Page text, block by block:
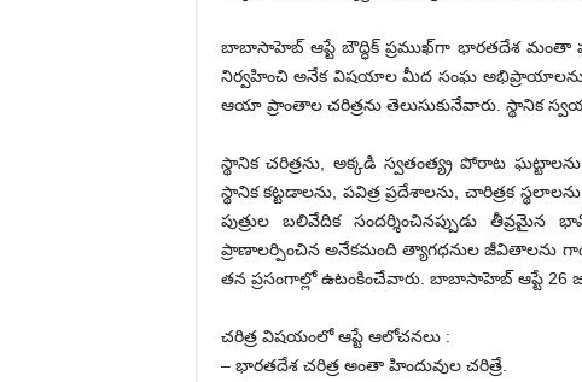
బాబాసాహెబ్‌ ఆప్టే బౌద్ధిక్‌ ప్రముఖ్‌గా భారతదేశ మంతా
నిర్వహించి అనేక విషయాల మీద సంఘ అభిప్రాయాలను
ఆయా ప్రాంతాల చరిత్రను తెలుసుకునేవారు. స్థానిక
స్థానిక చరిత్రను, అక్కడి స్వతంత్య్ర పోరాట
స్థానిక కట్టడాలను, పవిత్ర ప్రదేశాలను, చారిత్రక
పుత్రుల బలివేదిక సందర్శించినప్పుడు
ప్రాణాలర్పించిన అనేకమంది త్యాగధనుల జీవితాలను
తన ప్రసంగాల్లో ఉటంకించేవారు. బాబాసాహెబ్‌ ఆప్టే 26
చరిత్ర విషయంలో ఆప్టే ఆలోచనలు :
– భారతదేశ చరిత్ర అంతా హిందువుల చరిత్రే.